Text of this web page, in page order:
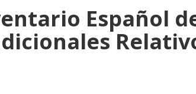
Español